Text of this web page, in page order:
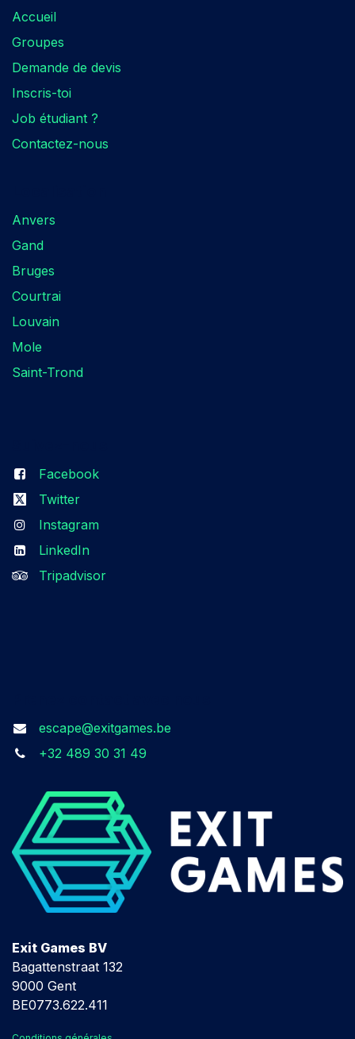
Accueil
Groupes
Demande de devis
Inscris-toi
Job étudiant ?
Contactez-nous
Anvers
Gand
Bruges
Courtrai
Louvain
Mole
Saint-Trond
Facebook
Twitter
Instagram
LinkedIn
Tripadvisor
escape@exitgames.be
+32 489 30 31 49
Exit Games BV
Bagattenstraat 132
9000 Gent
BE0773.622.411